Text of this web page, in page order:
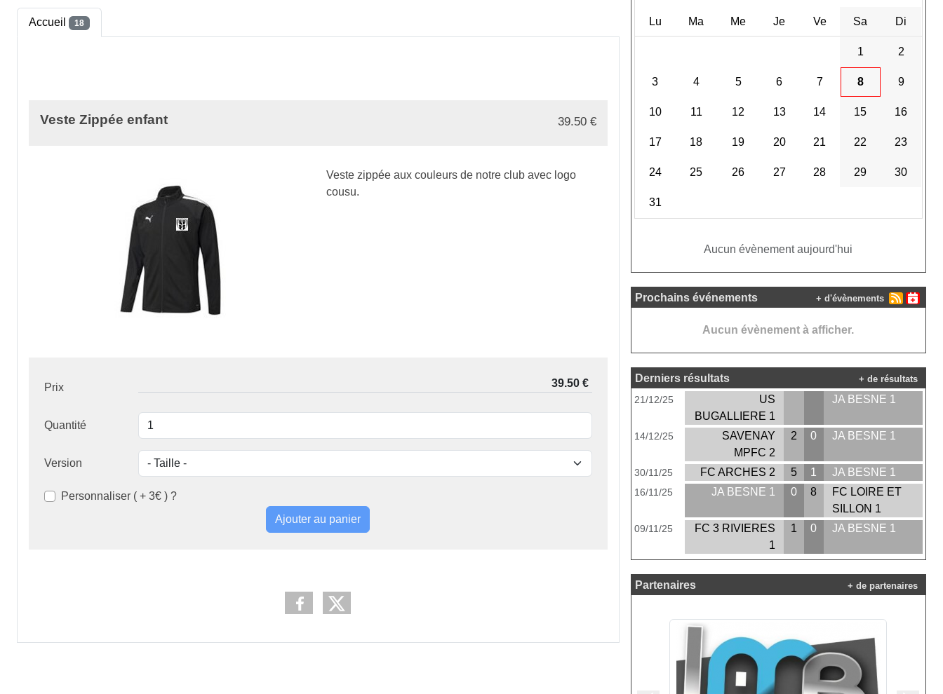
Accueil 18
Veste Zippée enfant 39.50 €
Veste zippée aux couleurs de notre club avec logo
cousu.
Prix
Quantité
Version
Personnaliser ( + 3€ ) ?
Ajouter au panier
Lu Ma Me Je Ve Sa Di
1 2
3 4 5 6 7 8 9
10 11 12 13 14 15 16
17 18 19 20 21 22 23
24 25 26 27 28 29 30
31
Aucun évènement aujourd'hui
Prochains événements
Aucun évènement à afficher.
+ d'évènements
Derniers résultats
21/12/25
US
BUGALLIERE 1
JA BESNE 1
14/12/25
SAVENAY
MPFC 2
2 0 JA BESNE 1
30/11/25 FC ARCHES 2 5 1 JA BESNE 1
16/11/25 JA BESNE 1 0 8
FC LOIRE ET
SILLON 1
09/11/25
FC 3 RIVIERES
1
1 0 JA BESNE 1
+ de résultats
Partenaires + de partenaires